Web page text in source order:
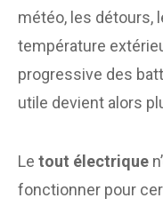
météo, les détours,
température
progressive des
utile devient alors
Le tout électrique
fonctionner pour